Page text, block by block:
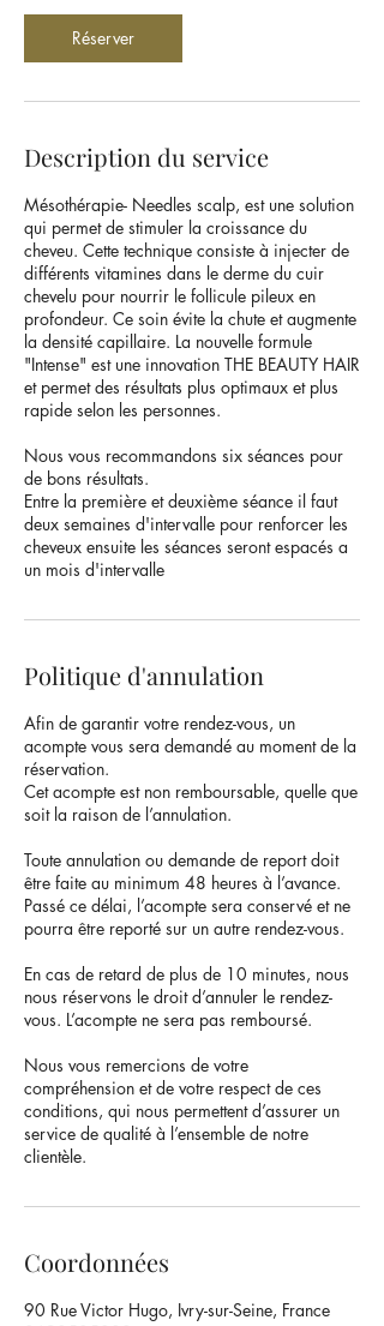
i
n
Réserver
Description du service
Mésothérapie- Needles scalp, est une solution
qui permet de stimuler la croissance du
cheveu. Cette technique consiste à injecter de
différents vitamines dans le derme du cuir
chevelu pour nourrir le follicule pileux en
profondeur. Ce soin évite la chute et augmente
la densité capillaire. La nouvelle formule
"Intense" est une innovation THE BEAUTY HAIR
et permet des résultats plus optimaux et plus
rapide selon les personnes.
Nous vous recommandons six séances pour
de bons résultats.
Entre la première et deuxième séance il faut
deux semaines d'intervalle pour renforcer les
cheveux ensuite les séances seront espacés a
un mois d'intervalle
Politique d'annulation
Afin de garantir votre rendez-vous, un
acompte vous sera demandé au moment de la
réservation.
Cet acompte est non remboursable, quelle que
soit la raison de l’annulation.
Toute annulation ou demande de report doit
être faite au minimum 48 heures à l’avance.
Passé ce délai, l’acompte sera conservé et ne
pourra être reporté sur un autre rendez-vous.
En cas de retard de plus de 10 minutes, nous
nous réservons le droit d’annuler le rendez-
vous. L’acompte ne sera pas remboursé.
Nous vous remercions de votre
compréhension et de votre respect de ces
conditions, qui nous permettent d’assurer un
service de qualité à l’ensemble de notre
clientèle.
Coordonnées
90 Rue Victor Hugo, Ivry-sur-Seine, France